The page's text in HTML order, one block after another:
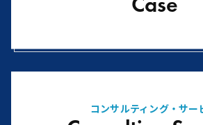
コンサルティング・サー